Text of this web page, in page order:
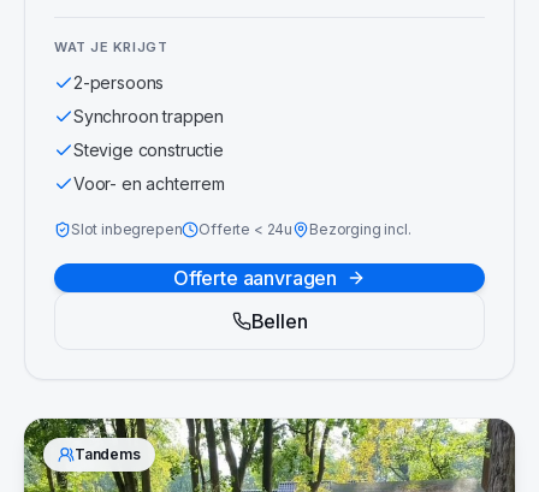
Tandems
WAT JE KRIJGT
2-persoons
Synchroon trappen
Stevige constructie
Voor- en achterrem
Slot inbegrepen Offerte < 24u Bezorging incl.
Offerte aanvragen
Bellen